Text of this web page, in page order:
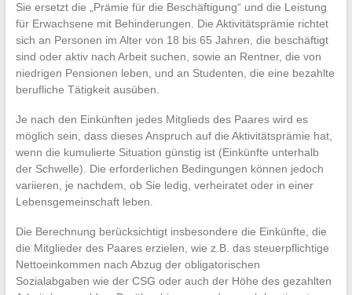
Sie ersetzt die „Prämie für die Beschäftigung“ und die Leistung
für Erwachsene mit Behinderungen. Die Aktivitätsprämie richtet
sich an Personen im Alter von 18 bis 65 Jahren, die beschäftigt
sind oder aktiv nach Arbeit suchen, sowie an Rentner, die von
niedrigen Pensionen leben, und an Studenten, die eine bezahlte
berufliche Tätigkeit ausüben.
Je nach den Einkünften jedes Mitglieds des Paares wird es
möglich sein, dass dieses Anspruch auf die Aktivitätsprämie hat,
wenn die kumulierte Situation günstig ist (Einkünfte unterhalb
der Schwelle). Die erforderlichen Bedingungen können jedoch
variieren, je nachdem, ob Sie ledig, verheiratet oder in einer
Lebensgemeinschaft leben.
Die Berechnung berücksichtigt insbesondere die Einkünfte, die
die Mitglieder des Paares erzielen, wie z.B. das steuerpflichtige
Nettoeinkommen nach Abzug der obligatorischen
Sozialabgaben wie der CSG oder auch der Höhe des gezahlten